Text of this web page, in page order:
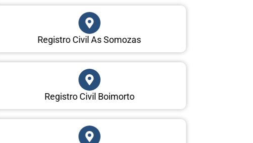
Registro Civil As Somozas
Registro Civil Boimorto